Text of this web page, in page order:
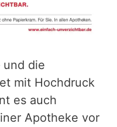
und die
mit Hochdruck
es auch
Apotheke vor